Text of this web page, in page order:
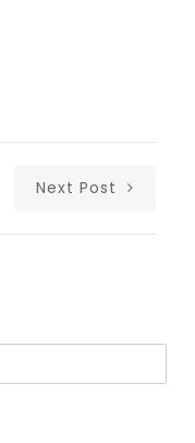
Next Post